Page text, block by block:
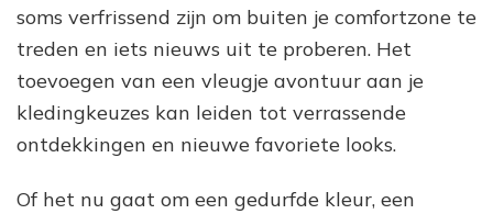
soms verfrissend zijn om buiten je comfortzone te
treden en iets nieuws uit te proberen. Het
toevoegen van een vleugje avontuur aan je
kledingkeuzes kan leiden tot verrassende
ontdekkingen en nieuwe favoriete looks.
Of het nu gaat om een gedurfde kleur, een